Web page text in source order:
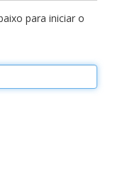
para iniciar o